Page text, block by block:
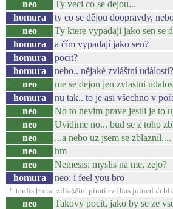
neo
Ty veci co se dejou...
homura
ty co se dějou doopravdy,
neo
Ty ktere vypadaji jako sen se
homura
a čím vypadají jako sen?
homura
pocit?
homura
nebo.. nějaké zvláštní události?
neo
me se dejou jen zvlastni
homura
nu tak.. to je asi všechno v
neo
No to nevim prave jestli je to
neo
Uvidime no... bud se z toho
neo
...a nebo uz jsem se zblaznil....
neo
hm
neo
Nemesis: myslis na me, zejo?
homura
neo: i feel you bro
-!- tardis [~chatzilla@irc.pirati.cz] has joined
neo Takovy pocit, jako by se ze